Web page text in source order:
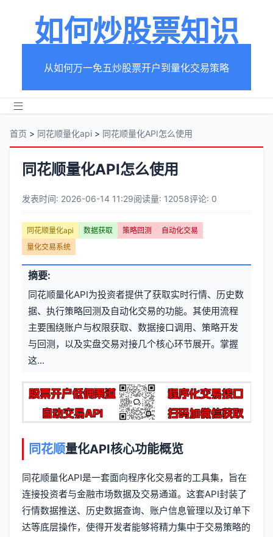
如何炒股票知识
从如何万一免五炒股票开户到量化交易策略
首页 > 同花顺量化api > 同花顺量化API怎么使用
同花顺量化API怎么使用
章
元
信
息
发表时间: 2026-06-14 11:29阅读量: 12058评论: 0
文
章
标
签
同花顺量化api 数据获取 策略回测
自动化交易
量化交易系统
摘要:
同花顺量化API为投资者提供了获取实时行情、历史数
据、执行策略回测及自动化交易的功能。其使用流程
主要围绕账户与权限获取、数据接口调用、策略开发
与回测，以及实盘交易对接几个核心环节展开。掌握
这...
同花顺量化API核心功能概览
同花顺量化API是一套面向程序化交易者的工具集，旨在
连接投资者与金融市场数据及交易通道。这套API封装了
行情数据推送、历史数据查询、账户信息管理以及订单下
达等底层操作，使得开发者能够将精力集中于交易策略的